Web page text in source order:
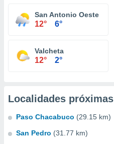
San Antonio Oeste
12° 6°
Valcheta
12° 2°
Localidades próximas
Paso Chacabuco (29.15 km)
San Pedro (31.77 km)